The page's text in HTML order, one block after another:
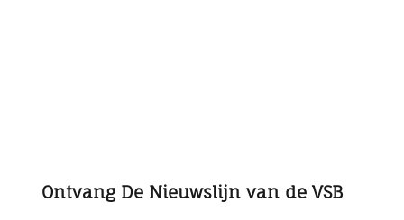
Ontvang De Nieuwslijn van de VSB